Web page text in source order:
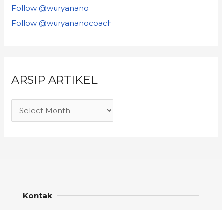
Follow @wuryanano
Follow @wuryananocoach
ARSIP ARTIKEL
Kontak